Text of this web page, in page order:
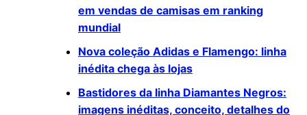
em vendas de camisas em ranking
mundial
Nova coleção Adidas e Flamengo: linha
inédita chega às lojas
Bastidores da linha Diamantes Negros:
imagens inéditas, conceito, detalhes do